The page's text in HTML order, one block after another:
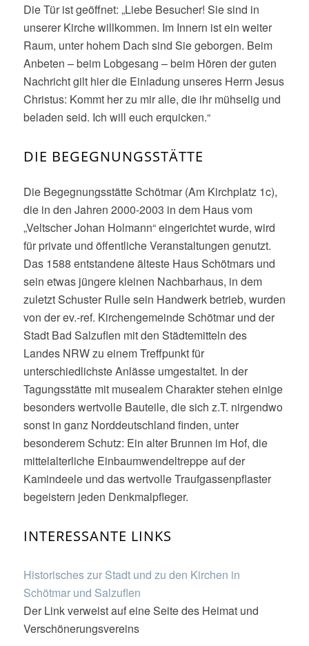
Die Tür ist geöffnet: „Liebe Besucher! Sie sind in
unserer Kirche willkommen. Im Innern ist ein weiter
Raum, unter hohem Dach sind Sie geborgen. Beim
Anbeten – beim Lobgesang – beim Hören der guten
Nachricht gilt hier die Einladung unseres Herrn Jesus
Christus: Kommt her zu mir alle, die ihr mühselig und
beladen seid. Ich will euch erquicken.“
DIE BEGEGNUNGSSTÄTTE
Die Begegnungsstätte Schötmar (Am Kirchplatz 1c),
die in den Jahren 2000-2003 in dem Haus vom
„Veltscher Johan Holmann“ eingerichtet wurde, wird
für private und öffentliche Veranstaltungen genutzt.
Das 1588 entstandene älteste Haus Schötmars und
sein etwas jüngere kleinen Nachbarhaus, in dem
zuletzt Schuster Rulle sein Handwerk betrieb, wurden
von der ev.-ref. Kirchengemeinde Schötmar und der
Stadt Bad Salzuflen mit den Städtemitteln des
Landes NRW zu einem Treffpunkt für
unterschiedlichste Anlässe umgestaltet. In der
Tagungsstätte mit musealem Charakter stehen einige
besonders wertvolle Bauteile, die sich z.T. nirgendwo
sonst in ganz Norddeutschland finden, unter
besonderem Schutz: Ein alter Brunnen im Hof, die
mittelalterliche Einbaumwendeltreppe auf der
Kamindeele und das wertvolle Traufgassenpflaster
begeistern jeden Denkmalpfleger.
INTERESSANTE LINKS
Historisches zur Stadt und zu den Kirchen in
Schötmar und Salzuflen
Der Link verweist auf eine Seite des Heimat und
Verschönerungsvereins